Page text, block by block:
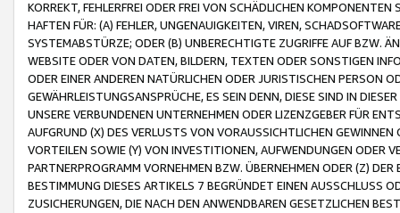
KORREKT, FEHLERFREI ODER FREI VON SCHÄDLICHEN
HAFTEN FÜR: (A) FEHLER, UNGENAUIGKEITEN, VIREN,
SYSTEMABSTÜRZE; ODER (B) UNBERECHTIGTE ZUGRIFFE AUF BZW.
WEBSITE ODER VON DATEN, BILDERN, TEXTEN ODER SONSTIGEN
ODER EINER ANDEREN NATÜRLICHEN ODER JURISTISCHEN PERSON
GEWÄHRLEISTUNGSANSPRÜCHE, ES SEIN DENN, DIESE SIND IN
UNSERE VERBUNDENEN UNTERNEHMEN ODER LIZENZGEBER FÜR
AUFGRUND (X) DES VERLUSTS VON VORAUSSICHTLICHEN
VORTEILEN SOWIE (Y) VON INVESTITIONEN, AUFWENDUNGEN ODER
PARTNERPROGRAMM VORNEHMEN BZW. ÜBERNEHMEN ODER (Z)
BESTIMMUNG DIESES ARTIKELS 7 BEGRÜNDET EINEN AUSSCHLUSS
ZUSICHERUNGEN, DIE NACH DEN ANWENDBAREN GESETZLICHEN